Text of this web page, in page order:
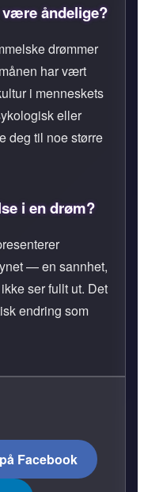
åndelige?
drømmer
har vært
i menneskets
eller
deg til noe større
i en drøm?
— en sannhet,
ser fullt ut. Det
endring som
Facebook